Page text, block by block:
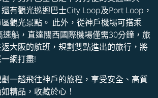
有觀光巡迴巴士City Loop及Port Loop，
觀光景點。 此外，從神戶機場可搭乘
船，直達關西國際機場僅需30分鐘，旅
大阪的航班，規劃雙點進出的旅行，將
網打盡!
一趟飛往神戶的旅程，享受安全、高質
精品，收藏於心！